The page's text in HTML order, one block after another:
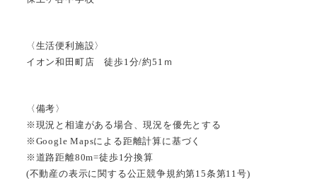
〈生活便利施設〉
イオン和田町店 徒歩1分/約51ｍ
〈備考〉
※現況と相違がある場合、現況を優先とする
※Google Mapsによる距離計算に基づく
※道路距離80m=徒歩1分換算
(不動産の表示に関する公正競争規約第15条第11号)